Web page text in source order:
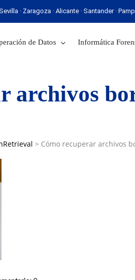
· Zaragoza · Alicante · Santander ·
de Datos Informática
· Sevilla · Zaragoza · Alicante ·
archivos
> Cómo recuperar archivos